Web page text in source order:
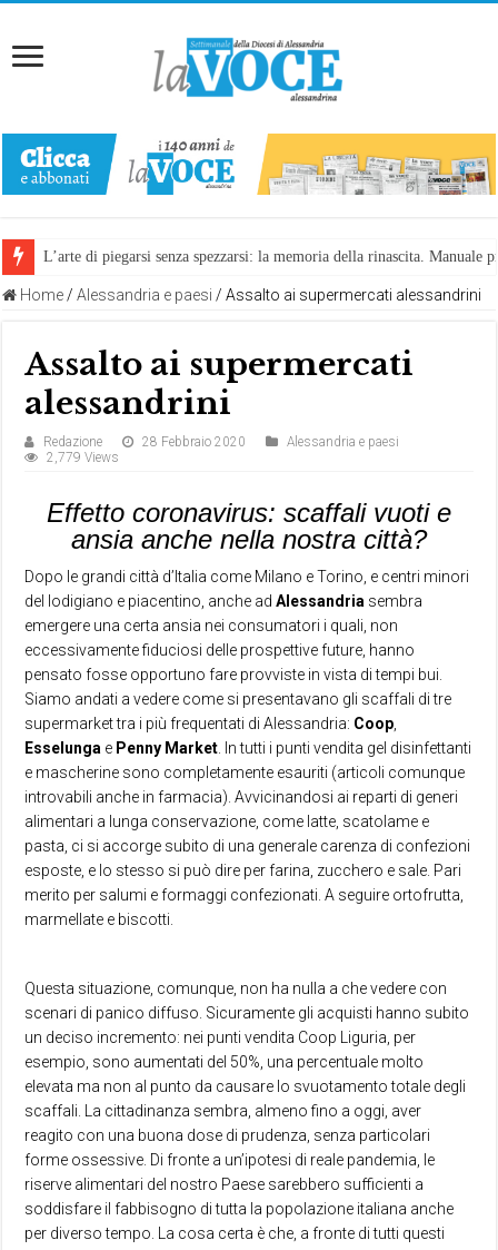
L’arte di piegarsi senza spezzarsi: la memoria della rinascita.
Home / Alessandria e paesi / Assalto ai supermercati alessandrini
Assalto ai supermercati
alessandrini
Redazione 28 Febbraio 2020
Alessandria e paesi
2,779 Views
Effetto coronavirus: scaffali vuoti e
ansia anche nella nostra città?
Dopo le grandi città d’Italia come Milano e Torino, e centri minori
del lodigiano e piacentino, anche adAlessandria sembra
emergere una certa ansia nei consumatori i quali, non
eccessivamente fiduciosi delle prospettive future, hanno
pensato fosse opportuno fare provviste in vista di tempi bui.
Siamo andati a vedere come si presentavano gli scaffali di tre
supermarket tra i più frequentati di Alessandria: Coop
Esselunga e Penny Market . In tutti i punti vendita gel disinfettanti
e mascherine sono completamente esauriti (articoli comunque
introvabili anche in farmacia). Avvicinandosi ai reparti di generi
alimentari a lunga conservazione, come latte, scatolame e
pasta, ci si accorge subito di una generale carenza di confezioni
esposte, e lo stesso si può dire per farina, zucchero e sale. Pari
merito per salumi e formaggi confezionati. A seguire ortofrutta,
marmellate e biscotti.
Questa situazione, comunque, non ha nulla a che vedere con
scenari di panico diffuso. Sicuramente gli acquisti hanno subito
un deciso incremento: nei punti vendita Coop Liguria, per
esempio, sono aumentati del 50%, una percentuale molto
elevata ma non al punto da causare lo svuotamento totale degli
scaffali. La cittadinanza sembra, almeno fino a oggi, aver
reagito con una buona dose di prudenza, senza particolari
forme ossessive. Di fronte a un’ipotesi di reale pandemia, le
riserve alimentari del nostro Paese sarebbero sufficienti a
soddisfare il fabbisogno di tutta la popolazione italiana anche
per diverso tempo. La cosa certa è che, a fronte di tutti questi